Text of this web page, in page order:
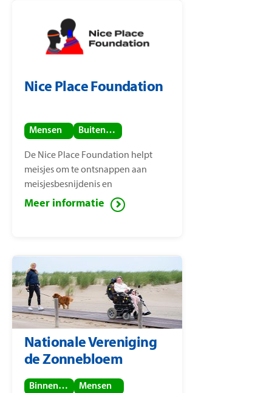
Nice Place Foundation
Mensen Buitenland
De Nice Place Foundation helpt
meisjes om te ontsnappen aan
meisjesbesnijdenis en
kindhuwelijken. De stichting is
Meer informatie
Nationale Vereniging
de Zonnebloem
Binnenland Mensen